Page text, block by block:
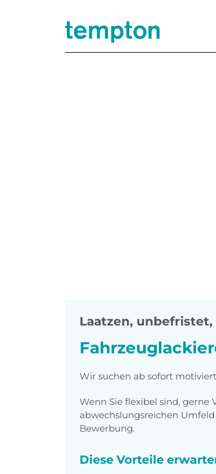
Laatzen, unbefristet,
Wir suchen ab sofort
Wenn Sie flexibel sind,
abwechslungsreichen
Bewerbung.
Diese Vorteile